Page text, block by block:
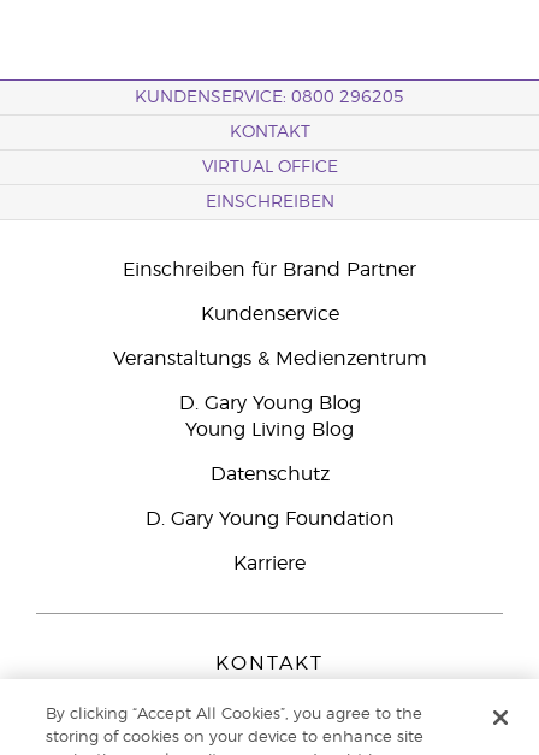
KUNDENSERVICE: 0800 296205
KONTAKT
VIRTUAL OFFICE
EINSCHREIBEN
Einschreiben für Brand Partner
Kundenservice
Veranstaltungs & Medienzentrum
D. Gary Young Blog
Young Living Blog
Datenschutz
D. Gary Young Foundation
Karriere
KONTAKT
Peizerweg 97
9727 AJ Groningen
By clicking “Accept All Cookies”, you agree to the
storing of cookies on your device to enhance site